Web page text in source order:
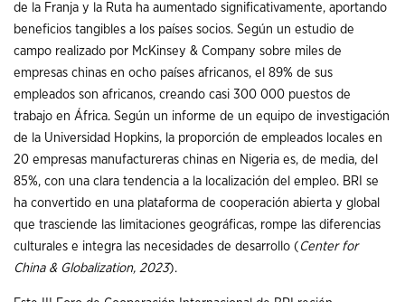
de la Franja y la Ruta ha aumentado significativamente, aportando
beneficios tangibles a los países socios. Según un estudio de
campo realizado por McKinsey & Company sobre miles de
empresas chinas en ocho países africanos, el 89% de sus
empleados son africanos, creando casi 300 000 puestos de
trabajo en África. Según un informe de un equipo de investigación
de la Universidad Hopkins, la proporción de empleados locales en
20 empresas manufactureras chinas en Nigeria es, de media, del
85%, con una clara tendencia a la localización del empleo. BRI se
ha convertido en una plataforma de cooperación abierta y global
que trasciende las limitaciones geográficas, rompe las diferencias
culturales e integra las necesidades de desarrollo ( Center for
China & Globalization, 2023).